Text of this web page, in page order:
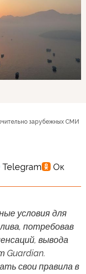
зарубежных СМИ
условия для
потребовав
вывода
Guardian.
свои правила в